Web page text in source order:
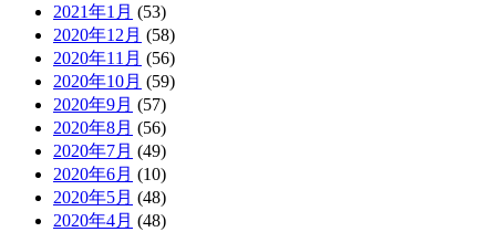
2021年1月 (53)
2020年12月 (58)
2020年11月 (56)
2020年10月 (59)
2020年9月 (57)
2020年8月 (56)
2020年7月 (49)
2020年6月 (10)
2020年5月 (48)
2020年4月 (48)